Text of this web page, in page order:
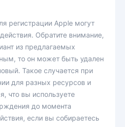
регистрации Apple могут
Обратите внимание,
из предлагаемых
то он может быть удален
Такое случается при
для разных ресурсов и
что вы используете
до момента
если вы собираетесь